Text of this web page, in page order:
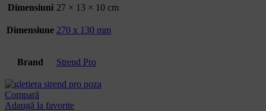
Dimensiuni 27 × 13 × 10 cm
Dimensiune 270 x 130 mm
Brand Strend Pro
Compară
Adaugă la favorite